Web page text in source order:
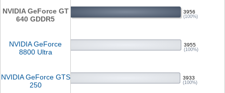
NVIDIA GeForce GT
640 GDDR5
3956
(100%)
NVIDIA GeForce
8800 Ultra
3955
(100%)
NVIDIA GeForce GTS
250
3933
(100%)